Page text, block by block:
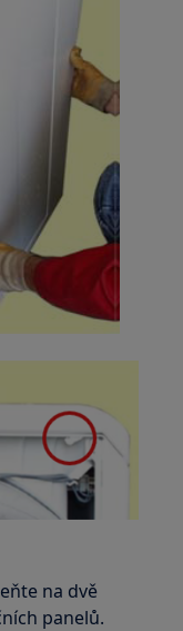
na dvě
panelů.